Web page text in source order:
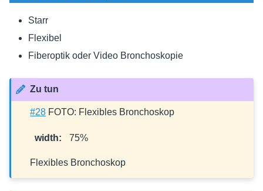
Starr
Flexibel
Fiberoptik oder Video Bronchoskopie
Zu tun
#28 FOTO: Flexibles Bronchoskop
width: 75%
Flexibles Bronchoskop